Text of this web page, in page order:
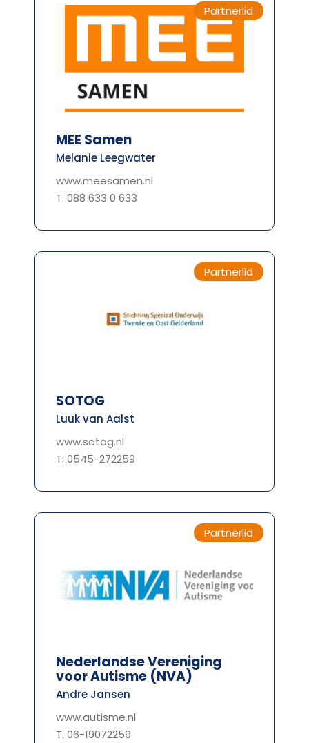
Partnerlid
MEE Samen
Melanie Leegwater
www.meesamen.nl
T: 088 633 0 633
Partnerlid
SOTOG
Luuk van Aalst
www.sotog.nl
T: 0545-272259
Partnerlid
Nederlandse Vereniging
voor Autisme (NVA)
Andre Jansen
www.autisme.nl
T: 06-19072259